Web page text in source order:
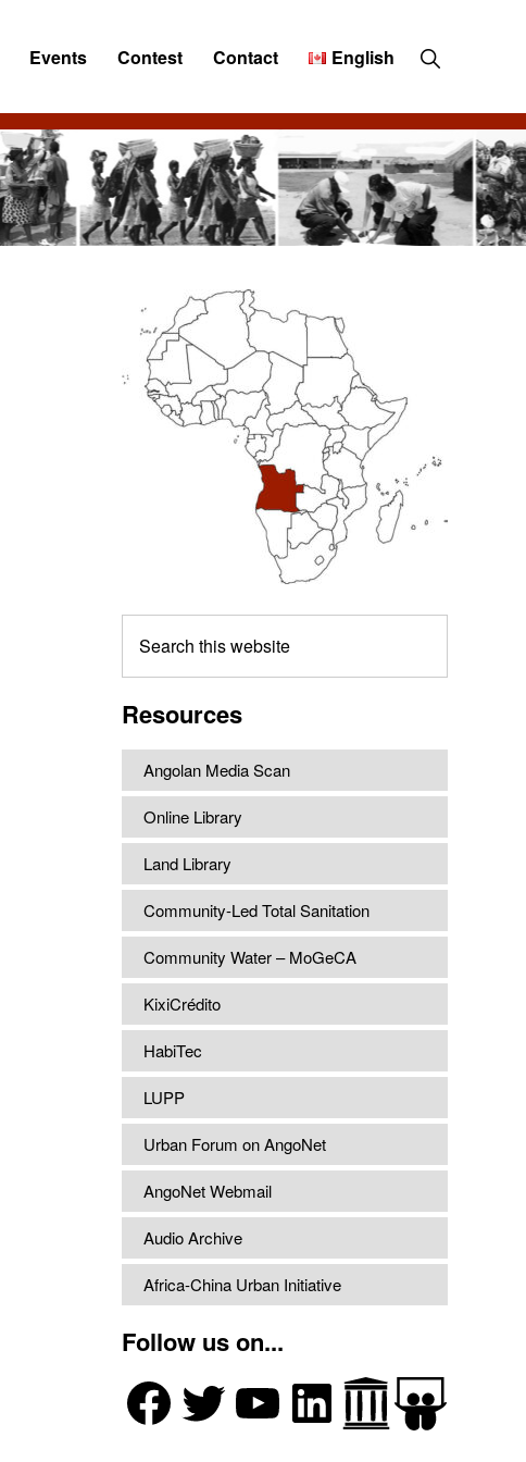
Events Contest Contact English Show
Search
Primary
Sidebar
this
Resources
Angolan Media Scan
Online Library
Land Library
Community-Led Total Sanitation
Community Water – MoGeCA
KixiCrédito
HabiTec
LUPP
Urban Forum on AngoNet
AngoNet Webmail
Audio Archive
Africa-China Urban Initiative
Follow us on...